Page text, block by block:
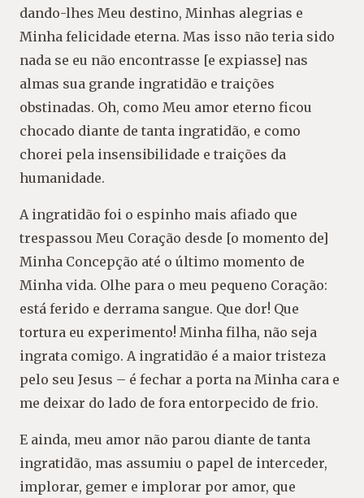
dando-lhes Meu destino, Minhas alegrias e
Minha felicidade eterna. Mas isso não teria sido
nada se eu não encontrasse [e expiasse] nas
almas sua grande ingratidão e traições
obstinadas. Oh, como Meu amor eterno ficou
chocado diante de tanta ingratidão, e como
chorei pela insensibilidade e traições da
humanidade.
A ingratidão foi o espinho mais afiado que
trespassou Meu Coração desde [o momento de]
Minha Concepção até o último momento de
Minha vida. Olhe para o meu pequeno Coração:
está ferido e derrama sangue. Que dor! Que
tortura eu experimento! Minha filha, não seja
ingrata comigo. A ingratidão é a maior tristeza
pelo seu Jesus – é fechar a porta na Minha cara e
me deixar do lado de fora entorpecido de frio.
E ainda, meu amor não parou diante de tanta
ingratidão, mas assumiu o papel de interceder,
implorar, gemer e implorar por amor, que